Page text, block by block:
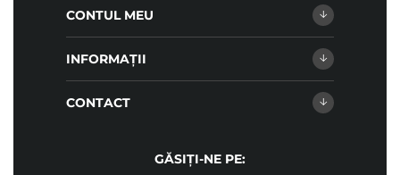
CONTUL MEU
INFORMAȚII
CONTACT
GĂSIȚI-NE PE: